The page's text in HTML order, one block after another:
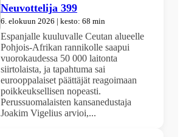
Neuvottelija 399
6. elokuun 2026 | kesto: 68 min
Espanjalle kuuluvalle Ceutan alueelle
Pohjois-Afrikan rannikolle saapui
vuorokaudessa 50 000 laitonta
siirtolaista, ja tapahtuma sai
eurooppalaiset päättäjät reagoimaan
poikkeuksellisen nopeasti.
Perussuomalaisten kansanedustaja
Joakim Vigelius arvioi,...